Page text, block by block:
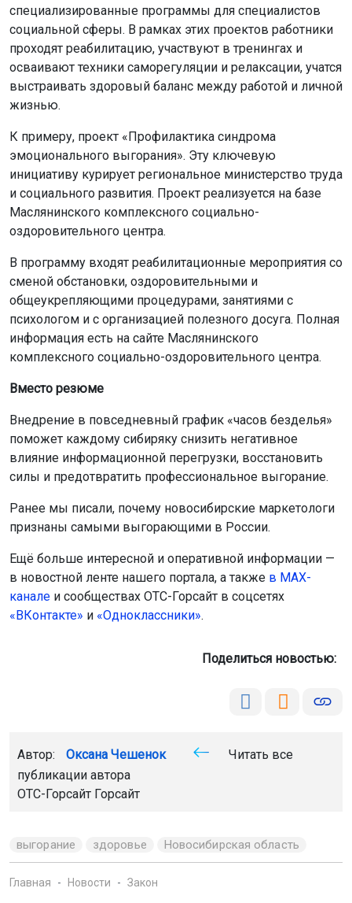
специализированные программы для специалистов
социальной сферы. В рамках этих проектов работники
проходят реабилитацию, участвуют в тренингах и
осваивают техники саморегуляции и релаксации, учатся
выстраивать здоровый баланс между работой и личной
жизнью.
К примеру, проект «Профилактика синдрома
эмоционального выгорания». Эту ключевую
инициативу курирует региональное министерство труда
и социального развития. Проект реализуется на базе
Маслянинского комплексного социально-
оздоровительного центра.
В программу входят реабилитационные мероприятия со
сменой обстановки, оздоровительными и
общеукрепляющими процедурами, занятиями с
психологом и с организацией полезного досуга. Полная
информация есть на сайте Маслянинского
комплексного социально-оздоровительного центра.
Вместо резюме
Внедрение в повседневный график «часов безделья»
поможет каждому сибиряку снизить негативное
влияние информационной перегрузки, восстановить
силы и предотвратить профессиональное выгорание.
Ранее мы писали, почему новосибирские маркетологи
признаны самыми выгорающими в России.
Ещё больше интересной и оперативной информации —
в новостной ленте нашего портала, а также в МАХ-
канале и сообществах ОТС-Горсайт в соцсетях
«ВКонтакте» и «Одноклассники».
Поделиться новостью:
Автор: Оксана Чешенок
Читать все
публикации автора
ОТС-Горсайт Горсайт
выгорание здоровье Новосибирская область
Главная Новости Закон